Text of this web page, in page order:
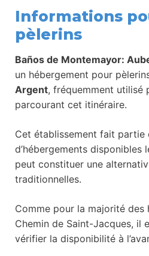
Informations
pèlerins
Baños de Montemayor:
un hébergement pour
Argent, fréquemment utilisé
parcourant cet itinéraire.
Cet établissement fait partie
d’hébergements disponibles
peut constituer une
traditionnelles.
Comme pour la majorité des
Chemin de Saint-Jacques, il
vérifier la disponibilité à